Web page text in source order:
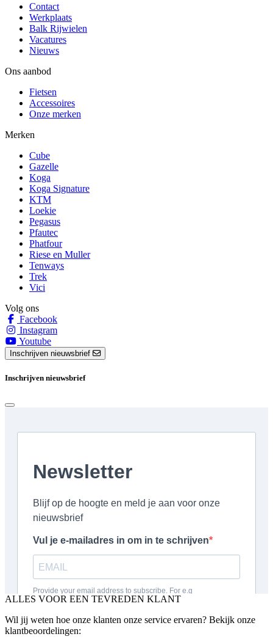
Contact
Werkplaats
Balk Rijwielen
Vacatures
Nieuws
Ons aanbod
Fietsen
Accessoires
Onze merken
Merken
Cube
Gazelle
Koga
Koga Signature
KTM
Loekie
Pegasus
Pfautec
Phatfour
Riese en Muller
Tenways
Trek
Vici
Volg ons
Facebook
Instagram
Youtube
Inschrijven nieuwsbrief
Inschrijven nieuwsbrief
ALLES VOOR EEN TEVREDEN KLANT
Wil jij weten hoe onze klanten onze service ervaren? Bekijk onze
klantbeoordelingen: